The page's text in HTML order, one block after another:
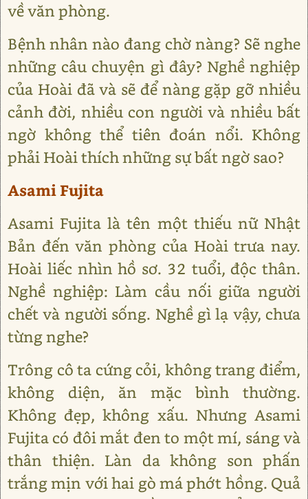
về văn phòng.
Bệnh nhân nào đang chờ nàng? Sẽ nghe
những câu chuyện gì đây? Nghề nghiệp
của Hoài đã và sẽ để nàng gặp gỡ nhiều
cảnh đời, nhiều con người và nhiều bất
ngờ không thể tiên đoán nổi. Không
phải Hoài thích những sự bất ngờ sao?
Asami Fujita
Asami Fujita là tên một thiếu nữ Nhật
Bản đến văn phòng của Hoài trưa nay.
Hoài liếc nhìn hồ sơ. 32 tuổi, độc thân.
Nghề nghiệp: Làm cầu nối giữa người
chết và người sống. Nghề gì lạ vậy, chưa
từng nghe?
Trông cô ta cứng cỏi, không trang điểm,
không diện, ăn mặc bình thường.
Không đẹp, không xấu. Nhưng Asami
Fujita có đôi mắt đen to một mí, sáng và
thân thiện. Làn da không son phấn
trắng mịn với hai gò má phớt hồng. Quả